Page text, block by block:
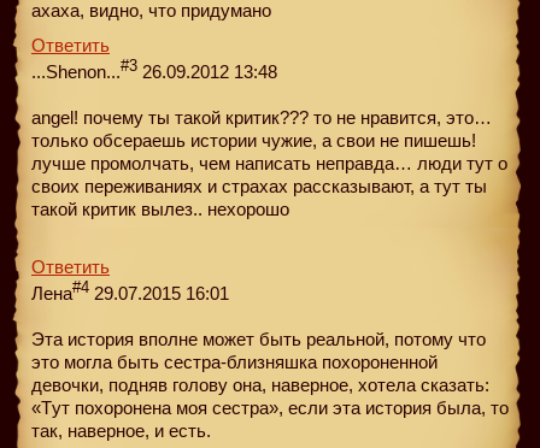
ахаха, видно, что придумано
Ответить
...Shenon...#3 26.09.2012 13:48
angel! почему ты такой критик??? то не нравится, это…
только обсераешь истории чужие, а свои не пишешь!
лучше промолчать, чем написать неправда… люди тут о
своих переживаниях и страхах рассказывают, а тут ты
такой критик вылез.. нехорошо
Ответить
Лена#4 29.07.2015 16:01
Эта история вполне может быть реальной, потому что
это могла быть сестра-близняшка похороненной
девочки, подняв голову она, наверное, хотела сказать:
«Tут похоронена моя сестра», если эта история была, то
так, наверное, и есть.